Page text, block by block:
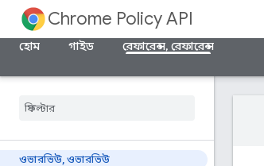
Chrome Policy API
হোম
গাইড রেফারেন্স, রেফারেন্স
ওভারভিউ, ওভারভিউ